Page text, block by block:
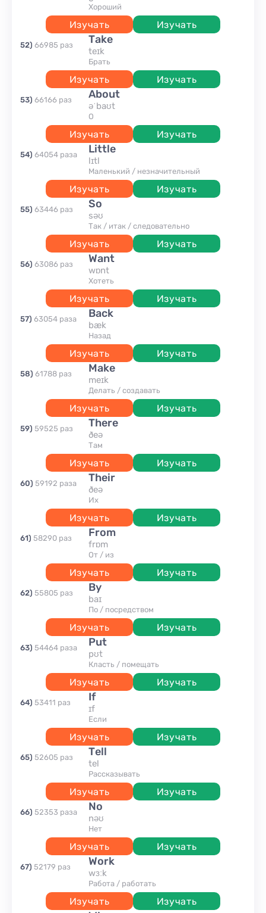
хороший
Изучать Изучать
52) 66985 раз take
teɪk
брать
Изучать Изучать
53) 66166 раз about
əˈbaʊt
о
Изучать Изучать
54) 64054 раза little
lɪtl
маленький / незначительный
Изучать Изучать
55) 63446 раз so
səʊ
так / итак / следовательно
Изучать Изучать
56) 63086 раз want
wɒnt
хотеть
Изучать Изучать
57) 63054 раза back
bæk
назад
Изучать Изучать
58) 61788 раз make
meɪk
делать / создавать
Изучать Изучать
59) 59525 раз there
ðeə
там
Изучать Изучать
60) 59192 раза their
ðeə
их
Изучать Изучать
61) 58290 раз from
frɒm
от / из
Изучать Изучать
62) 55805 раз by
baɪ
по / посредством
Изучать Изучать
63) 54464 раза put
pʊt
класть / помещать
Изучать Изучать
64) 53411 раз if
ɪf
если
Изучать Изучать
65) 52605 раз tell
tel
рассказывать
Изучать Изучать
66) 52353 раза no
nəʊ
нет
Изучать Изучать
67) 52179 раз work
wɜːk
работа / работать
Изучать Изучать